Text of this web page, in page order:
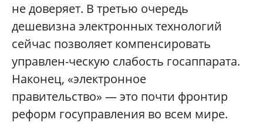
не доверяет. В третью очередь
дешевизна электронных технологий
сейчас позволяет компенсировать
управлен-ческую слабость госаппарата.
Наконец, «электронное
правительство» — это почти фронтир
реформ госуправления во всем мире.